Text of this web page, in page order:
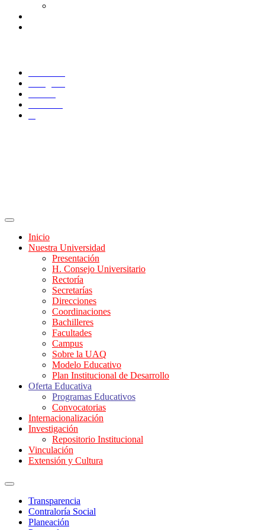
Inicio
Nuestra Universidad
Presentación
H. Consejo Universitario
Rectoría
Secretarías
Direcciones
Coordinaciones
Bachilleres
Facultades
Campus
Sobre la UAQ
Modelo Educativo
Plan Institucional de Desarrollo
Oferta Educativa
Programas Educativos
Convocatorias
Internacionalización
Investigación
Repositorio Institucional
Vinculación
Extensión y Cultura
Transparencia
Contraloría Social
Planeación